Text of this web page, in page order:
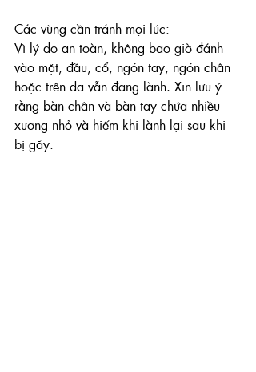
Các vùng cần tránh mọi lúc:
Vì lý do an toàn, không bao giờ đánh
vào mặt, đầu, cổ, ngón tay, ngón chân
hoặc trên da vẫn đang lành. Xin lưu ý
rằng bàn chân và bàn tay chứa nhiều
xương nhỏ và hiếm khi lành lại sau khi
bị gãy.